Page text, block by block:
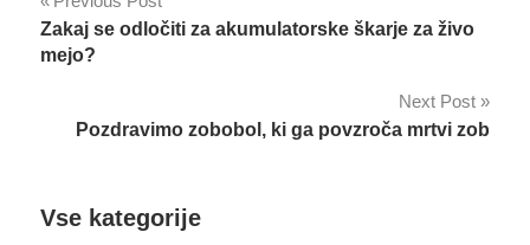
Post
navigation
Zakaj se odločiti za akumulatorske škarje za živo
mejo?
Next Post
Pozdravimo zobobol, ki ga povzroča mrtvi zob
Vse kategorije